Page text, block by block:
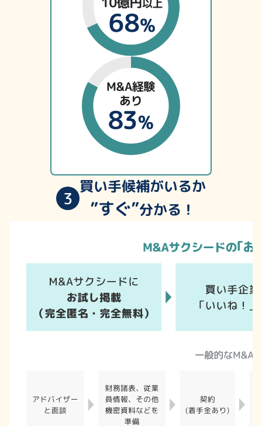
3
買い手候補がいるか
”すぐ”分かる！